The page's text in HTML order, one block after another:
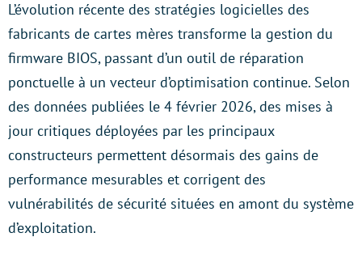
L’évolution récente des stratégies logicielles des
fabricants de cartes mères transforme la gestion du
firmware BIOS, passant d’un outil de réparation
ponctuelle à un vecteur d’optimisation continue. Selon
des données publiées le 4 février 2026, des mises à
jour critiques déployées par les principaux
constructeurs permettent désormais des gains de
performance mesurables et corrigent des
vulnérabilités de sécurité situées en amont du système
d’exploitation.